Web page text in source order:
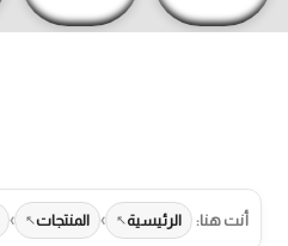
أنت هنا: الرئيسية › المنتجات ›